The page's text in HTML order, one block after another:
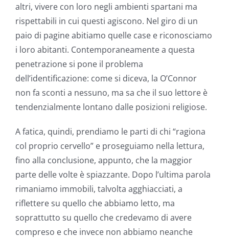
altri, vivere con loro negli ambienti spartani ma
rispettabili in cui questi agiscono. Nel giro di un
paio di pagine abitiamo quelle case e riconosciamo
i loro abitanti. Contemporaneamente a questa
penetrazione si pone il problema
dell’identificazione: come si diceva, la O’Connor
non fa sconti a nessuno, ma sa che il suo lettore è
tendenzialmente lontano dalle posizioni religiose.
A fatica, quindi, prendiamo le parti di chi “ragiona
col proprio cervello” e proseguiamo nella lettura,
fino alla conclusione, appunto, che la maggior
parte delle volte è spiazzante. Dopo l’ultima parola
rimaniamo immobili, talvolta agghiacciati, a
riflettere su quello che abbiamo letto, ma
soprattutto su quello che credevamo di avere
compreso e che invece non abbiamo neanche